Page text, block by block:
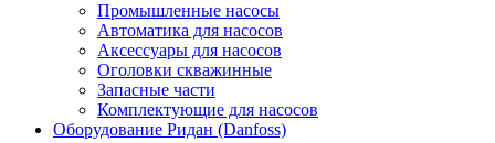
Промышленные насосы
Автоматика для насосов
Аксессуары для насосов
Оголовки скважинные
Запасные части
Комплектующие для насосов
Оборудование Ридан (Danfoss)